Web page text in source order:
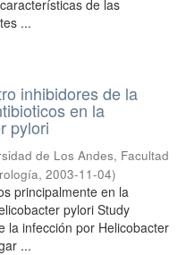
de las
...
inhibidores de la
en la
pylori
de Los Andes, Facultad
, 2003-11-04)
principalmente en la
pylori Study
la infección por Helicobacter
...